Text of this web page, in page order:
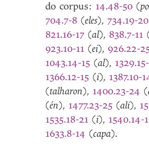
do corpus: 14.48-50 (
704.7-8 (eles),734.19-20
821.16-17(al), 838.7-11
923.10-11 (ei),926.22-
1043.14-15 (al),
1366.12-15 (i), 1387.10-
(talharon), 1400.23-24 (
(én), 1477.23-25 (ali),
1535.18-21 (i), 1540.14-
1633.8-14 (capa).